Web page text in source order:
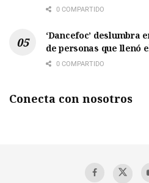
0 COMPARTIDO
‘Dancefoc’ deslumbra
de personas que llenó
0 COMPARTIDO
Conecta con nosotros